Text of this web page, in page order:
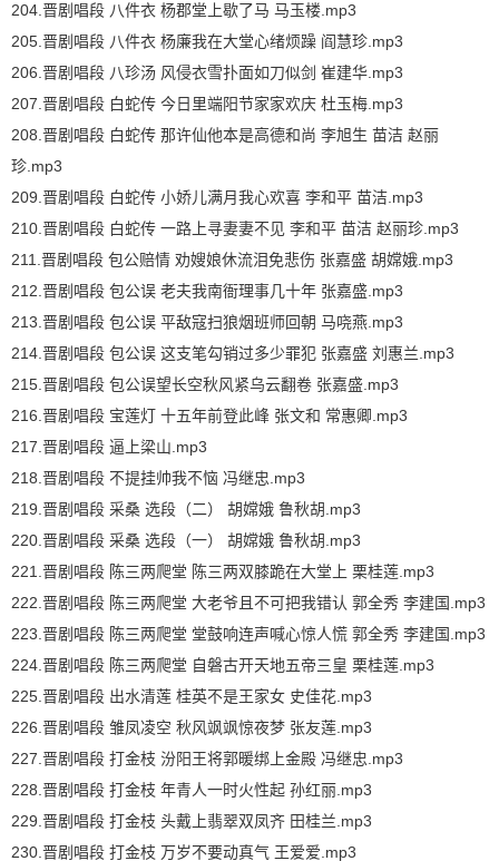
204.晋剧唱段 八件衣 杨郡堂上歇了马 马玉楼.mp3
205.晋剧唱段 八件衣 杨廉我在大堂心绪烦躁 阎慧珍.mp3
206.晋剧唱段 八珍汤 风侵衣雪扑面如刀似剑 崔建华.mp3
207.晋剧唱段 白蛇传 今日里端阳节家家欢庆 杜玉梅.mp3
208.晋剧唱段 白蛇传 那许仙他本是高德和尚 李旭生 苗洁 赵丽
珍.mp3
209.晋剧唱段 白蛇传 小娇儿满月我心欢喜 李和平 苗洁.mp3
210.晋剧唱段 白蛇传 一路上寻妻妻不见 李和平 苗洁 赵丽珍.mp3
211.晋剧唱段 包公赔情 劝嫂娘休流泪免悲伤 张嘉盛 胡嫦娥.mp3
212.晋剧唱段 包公误 老夫我南衙理事几十年 张嘉盛.mp3
213.晋剧唱段 包公误 平敌寇扫狼烟班师回朝 马哓燕.mp3
214.晋剧唱段 包公误 这支笔勾销过多少罪犯 张嘉盛 刘惠兰.mp3
215.晋剧唱段 包公误望长空秋风紧乌云翻卷 张嘉盛.mp3
216.晋剧唱段 宝莲灯 十五年前登此峰 张文和 常惠卿.mp3
217.晋剧唱段 逼上梁山.mp3
218.晋剧唱段 不提挂帅我不恼 冯继忠.mp3
219.晋剧唱段 采桑 选段（二） 胡嫦娥 鲁秋胡.mp3
220.晋剧唱段 采桑 选段（一） 胡嫦娥 鲁秋胡.mp3
221.晋剧唱段 陈三两爬堂 陈三两双膝跪在大堂上 栗桂莲.mp3
222.晋剧唱段 陈三两爬堂 大老爷且不可把我错认 郭全秀 李建国.mp3
223.晋剧唱段 陈三两爬堂 堂鼓响连声喊心惊人慌 郭全秀 李建国.mp3
224.晋剧唱段 陈三两爬堂 自磐古开天地五帝三皇 栗桂莲.mp3
225.晋剧唱段 出水清莲 桂英不是王家女 史佳花.mp3
226.晋剧唱段 雏凤凌空 秋风飒飒惊夜梦 张友莲.mp3
227.晋剧唱段 打金枝 汾阳王将郭暖绑上金殿 冯继忠.mp3
228.晋剧唱段 打金枝 年青人一时火性起 孙红丽.mp3
229.晋剧唱段 打金枝 头戴上翡翠双凤齐 田桂兰.mp3
230.晋剧唱段 打金枝 万岁不要动真气 王爱爱.mp3